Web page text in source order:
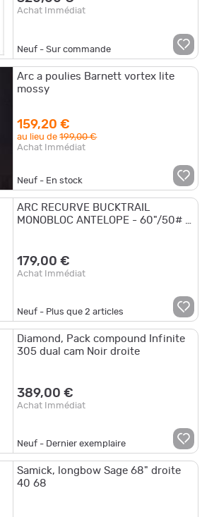
Achat Immédiat
Neuf - Sur commande
Arc a poulies Barnett vortex lite
mossy
159,20 €
au lieu de199,00 €
Achat Immédiat
Neuf - En stock
ARC RECURVE BUCKTRAIL
MONOBLOC ANTELOPE - 60"/50# -
179,00 €
Achat Immédiat
Neuf - Plus que2 articles
Diamond, Pack compound Infinite
305 dual cam Noir droite
389,00 €
Achat Immédiat
Neuf - Dernier exemplaire
Samick, longbow Sage 68" droite
40 68